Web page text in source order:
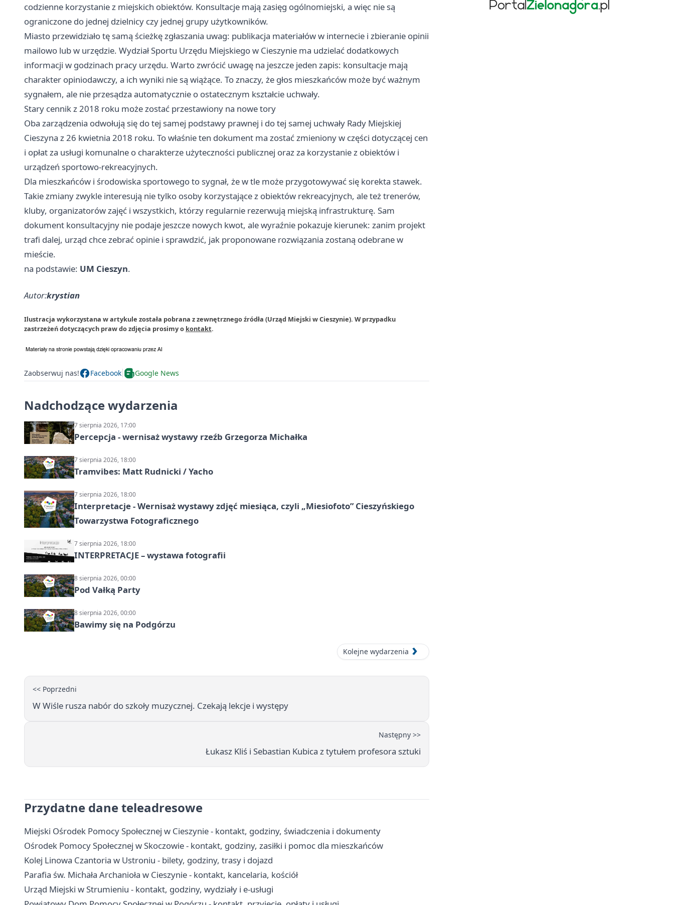
codzienne korzystanie z miejskich obiektów. Konsultacje mają zasięg ogólnomiejski, a więc nie są
ograniczone do jednej dzielnicy czy jednej grupy użytkowników.
Miasto przewidziało tę samą ścieżkę zgłaszania uwag: publikacja materiałów w internecie i zbieranie opinii
mailowo lub w urzędzie. Wydział Sportu Urzędu Miejskiego w Cieszynie ma udzielać dodatkowych
informacji w godzinach pracy urzędu. Warto zwrócić uwagę na jeszcze jeden zapis: konsultacje mają
charakter opiniodawczy, a ich wyniki nie są wiążące. To znaczy, że głos mieszkańców może być ważnym
sygnałem, ale nie przesądza automatycznie o ostatecznym kształcie uchwały.
Stary cennik z 2018 roku może zostać przestawiony na nowe tory
Oba zarządzenia odwołują się do tej samej podstawy prawnej i do tej samej uchwały Rady Miejskiej
Cieszyna z 26 kwietnia 2018 roku. To właśnie ten dokument ma zostać zmieniony w części dotyczącej cen
i opłat za usługi komunalne o charakterze użyteczności publicznej oraz za korzystanie z obiektów i
urządzeń sportowo-rekreacyjnych.
Dla mieszkańców i środowiska sportowego to sygnał, że w tle może przygotowywać się korekta stawek.
Takie zmiany zwykle interesują nie tylko osoby korzystające z obiektów rekreacyjnych, ale też trenerów,
kluby, organizatorów zajęć i wszystkich, którzy regularnie rezerwują miejską infrastrukturę. Sam
dokument konsultacyjny nie podaje jeszcze nowych kwot, ale wyraźnie pokazuje kierunek: zanim projekt
trafi dalej, urząd chce zebrać opinie i sprawdzić, jak proponowane rozwiązania zostaną odebrane w
mieście.
na podstawie: UM Cieszyn.
Autor:krystian
Ilustracja wykorzystana w artykule została pobrana z zewnętrznego źródła (Urząd Miejski w Cieszynie). W przypadku
zastrzeżeń dotyczących praw do zdjęcia prosimy o kontakt.
Zaobserwuj nas! Facebook Google News
Nadchodzące wydarzenia
7 sierpnia 2026, 17:00
Percepcja - wernisaż wystawy rzeźb Grzegorza Michałka
7 sierpnia 2026, 18:00
Tramvibes: Matt Rudnicki / Yacho
7 sierpnia 2026, 18:00
Interpretacje - Wernisaż wystawy zdjęć miesiąca, czyli „Miesiofoto” Cieszyńskiego
Towarzystwa Fotograficznego
7 sierpnia 2026, 18:00
INTERPRETACJE – wystawa fotografii
8 sierpnia 2026, 00:00
Pod Vałką Party
8 sierpnia 2026, 00:00
Bawimy się na Podgórzu
Kolejne wydarzenia
<< Poprzedni
W Wiśle rusza nabór do szkoły muzycznej. Czekają lekcje i występy
Następny >>
Łukasz Kliś i Sebastian Kubica z tytułem profesora sztuki
Przydatne dane teleadresowe
Miejski Ośrodek Pomocy Społecznej w Cieszynie - kontakt, godziny, świadczenia i dokumenty
Ośrodek Pomocy Społecznej w Skoczowie - kontakt, godziny, zasiłki i pomoc dla mieszkańców
Kolej Linowa Czantoria w Ustroniu - bilety, godziny, trasy i dojazd
Parafia św. Michała Archanioła w Cieszynie - kontakt, kancelaria, kościół
Urząd Miejski w Strumieniu - kontakt, godziny, wydziały i e-usługi